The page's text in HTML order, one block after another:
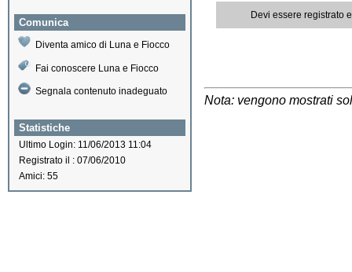
Comunica
Diventa amico di Luna e Fiocco
Fai conoscere Luna e Fiocco
Segnala contenuto inadeguato
Statistiche
Ultimo Login: 11/06/2013 11:04
Registrato il : 07/06/2010
Amici: 55
Devi essere registrato
Nota: vengono mostrati